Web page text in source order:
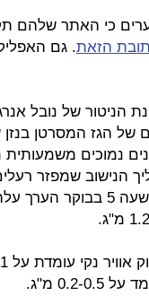
מאיגוד ערים כי האתר
הזאת. גם
הניטור של נובל
ערכים של הגז המסרטן
נמוכים
0.5 מ"ג.